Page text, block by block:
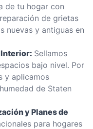
de tu hogar con
de grietas
nuevas y antiguas en
Sellamos
bajo nivel. Por
y aplicamos
de Staten
y Planes de
para hogares